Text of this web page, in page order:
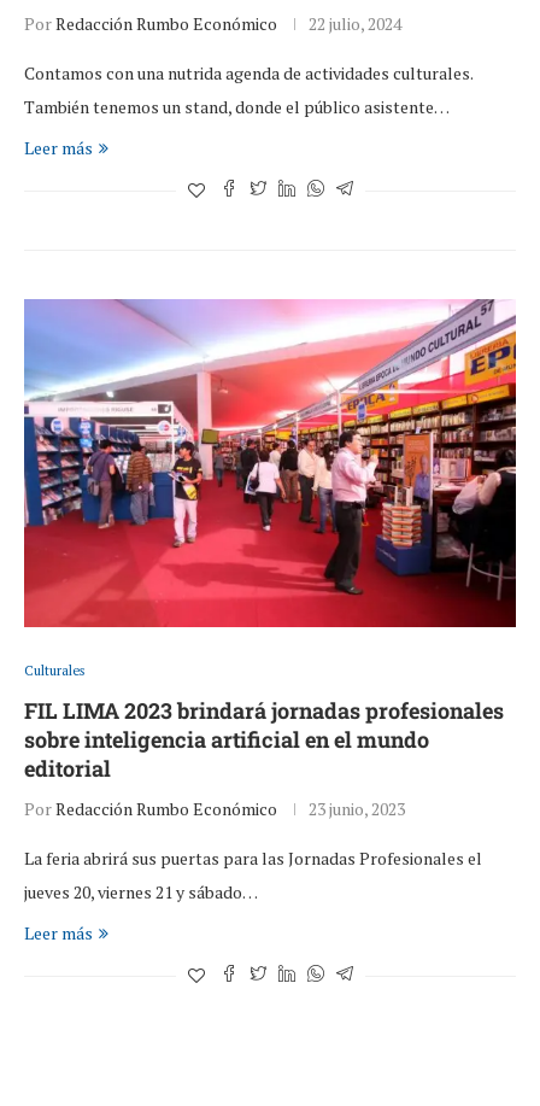
PorRedacción Rumbo Económico 22 julio, 2024
Contamos con una nutrida agenda de actividades culturales.
También tenemos un stand, donde el público asistente…
Leer más
Culturales
FIL LIMA 2023 brindará jornadas profesionales
sobre inteligencia artificial en el mundo
editorial
PorRedacción Rumbo Económico 23 junio, 2023
La feria abrirá sus puertas para las Jornadas Profesionales el
jueves 20, viernes 21 y sábado…
Leer más